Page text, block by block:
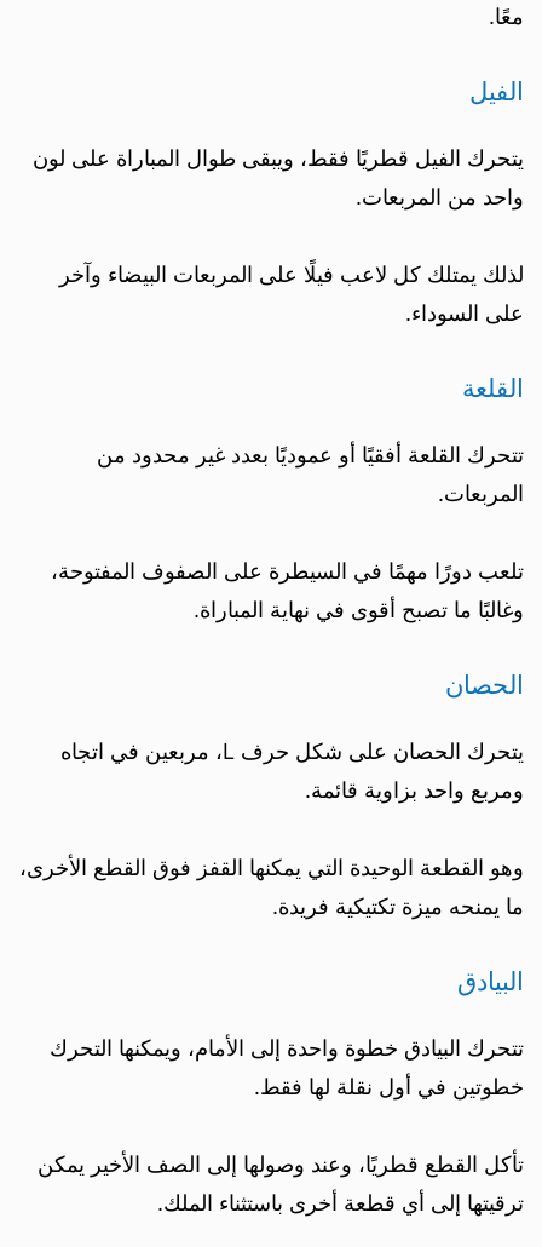
معًا.
الفيل
يتحرك الفيل قطريًا فقط، ويبقى طوال المباراة على لون
واحد من المربعات.
لذلك يمتلك كل لاعب فيلًا على المربعات البيضاء وآخر
على السوداء.
القلعة
تتحرك القلعة أفقيًا أو عموديًا بعدد غير محدود من
المربعات.
تلعب دورًا مهمًا في السيطرة على الصفوف المفتوحة،
وغالبًا ما تصبح أقوى في نهاية المباراة.
الحصان
يتحرك الحصان على شكل حرف L، مربعين في اتجاه
ومربع واحد بزاوية قائمة.
وهو القطعة الوحيدة التي يمكنها القفز فوق القطع الأخرى،
ما يمنحه ميزة تكتيكية فريدة.
البيادق
تتحرك البيادق خطوة واحدة إلى الأمام، ويمكنها التحرك
خطوتين في أول نقلة لها فقط.
تأكل القطع قطريًا، وعند وصولها إلى الصف الأخير يمكن
ترقيتها إلى أي قطعة أخرى باستثناء الملك.